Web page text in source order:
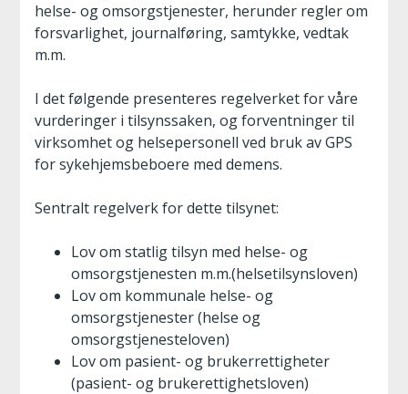
helse- og omsorgstjenester, herunder regler om
forsvarlighet, journalføring, samtykke, vedtak
m.m.
I det følgende presenteres regelverket for våre
vurderinger i tilsynssaken, og forventninger til
virksomhet og helsepersonell ved bruk av GPS
for sykehjemsbeboere med demens.
Sentralt regelverk for dette tilsynet:
Lov om statlig tilsyn med helse- og
omsorgstjenesten m.m.(helsetilsynsloven)
Lov om kommunale helse- og
omsorgstjenester (helse og
omsorgstjenesteloven)
Lov om pasient- og brukerrettigheter
(pasient- og brukerettighetsloven)